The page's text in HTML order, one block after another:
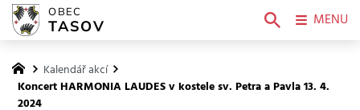
Kalendář akcí
Koncert HARMONIA LAUDES v kostele sv. Petra a Pavla 13. 4.
2024
OBEC
TASOV MENU